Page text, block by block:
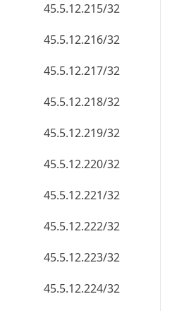
45.5.12.215/32
45.5.12.216/32
45.5.12.217/32
45.5.12.218/32
45.5.12.219/32
45.5.12.220/32
45.5.12.221/32
45.5.12.222/32
45.5.12.223/32
45.5.12.224/32